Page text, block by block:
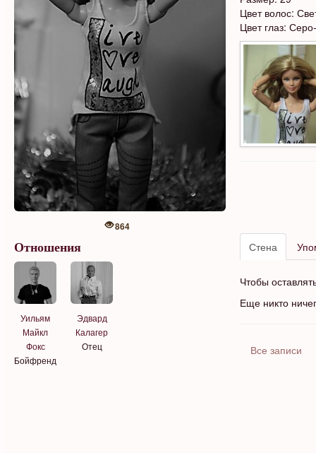
864
Цвет волос:
Цвет глаз:
Отношения
Уильям
Майкл
Фокс
Бойфренд
Эдвард
Калагер
Отец
Стена
Чтобы
Еще никто
Все записи